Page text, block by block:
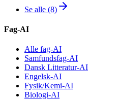
Se alle (8)
Fag-AI
Alle fag-AI
Samfundsfag-AI
Dansk Litteratur-AI
Engelsk-AI
Fysik/Kemi-AI
Biologi-AI